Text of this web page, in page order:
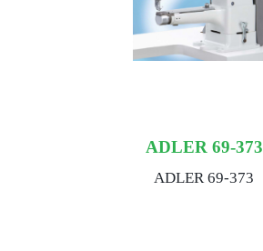
ADLER 69-373
ADLER 69-373